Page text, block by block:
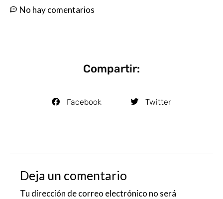
No hay comentarios
Compartir:
Facebook Twitter
Deja un comentario
Tu dirección de correo electrónico no será